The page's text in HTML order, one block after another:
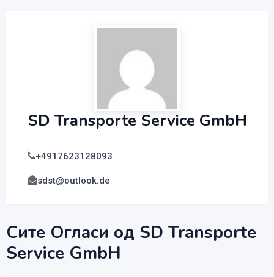
SD Transporte Service GmbH
+4917623128093
sdst@outlook.de
Сите Огласи од SD Transporte
Service GmbH